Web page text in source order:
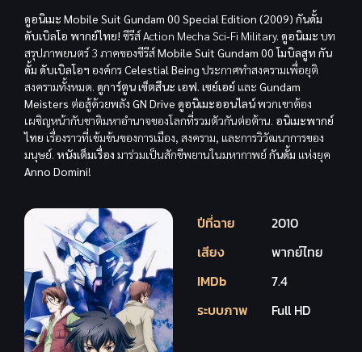
ดูอนิเมะ Mobile Suit Gundam 00 Special Edition (2009) กันดั้ม
ดับเบิลโอ พากย์ไทย! ซีรีส์ Action Mecha Sci-Fi Military. ดูอนิเมะ บท
สรุปภาพยนตร์ 3 ภาคของซีรีส์Mobile Suit Gundam 00 โมบิลสูท กัน
ดั้ม ดับเบิลโอฯ องค์กรCelestial Being ประกาศทำสงครามเพื่อยุติ
สงครามทั้งหมด. ดูการ์ตูนเซ็ตสึนะ เอฟ. เซย์เอย์ และ Gundam
Meisters ต่อสู้ด้วยพลัง GN Drive ดูอนิเมะออนไลน์พวกเขาต้อง
เผชิญหน้ากับชาติมหาอำนาจของโลกที่รวมตัวกันต่อต้าน. อนิเมะพากย์
ไทย เรื่องราวที่เข้มข้นของการเมือง, สงคราม, และการวิวัฒนาการของ
มนุษย์. หนังเต็มเรื่อง มาร่วมเป็นสักขีพยานในมหากาพย์กันดั้ม แห่งยุค
Anno Domini!
ปีที่ฉาย
2010
เสียง
พากย์ไทย
IMDb
7.4
ระบบภาพ
Full HD